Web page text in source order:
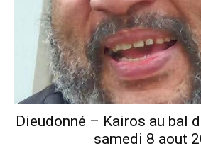
Dieudonné – Kairos au bal
samedi 8 aout